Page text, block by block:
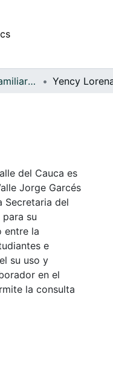
APFFVC - Fotos Familiares - Patrimonial Yency
del Cauca es
Jorge Garcés
Secretaria del
su
entre la
e
su uso y
en el
la consulta